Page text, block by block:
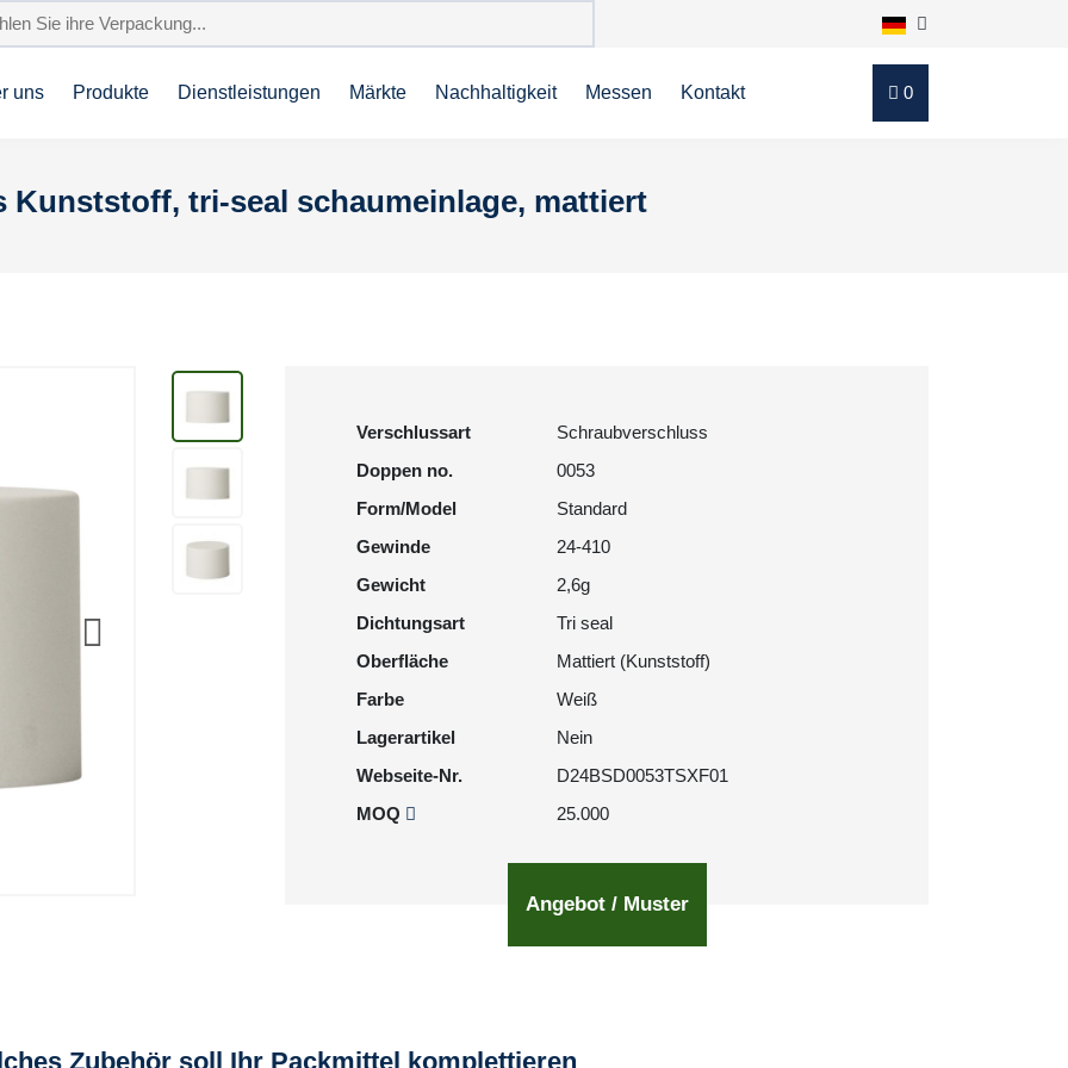
uns Produkte Dienstleistungen Märkte Nachhaltigkeit Messen Kontakt 0
Kunststoff, tri-seal schaumeinlage, mattiert
Verschlussart
Schraubverschluss
Doppen no.
0053
Form/Model
Standard
Gewinde
24-410
Gewicht
2,6g
Dichtungsart
Tri seal
Oberfläche
Mattiert (Kunststoff)
Farbe
Weiß
Lagerartikel
Nein
Webseite-Nr.
D24BSD0053TSXF01
MOQ
25.000
Angebot / Muster
Zubehör soll Ihr Packmittel komplettieren